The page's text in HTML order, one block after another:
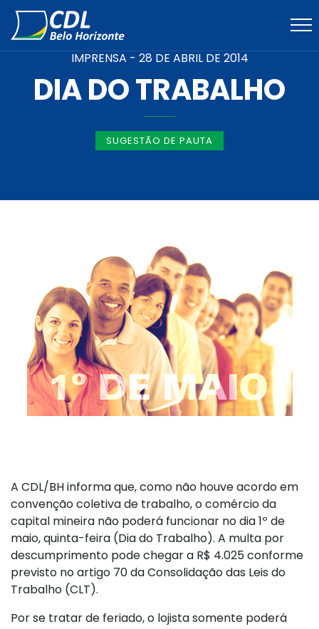
IMPRENSA - 28 DE ABRIL DE 2014
DIA DO TRABALHO
SUGESTÃO DE PAUTA
A CDL/BH informa que, como não houve acordo em
convenção coletiva de trabalho, o comércio da
capital mineira não poderá funcionar no dia 1º de
maio, quinta-feira (Dia do Trabalho). A multa por
descumprimento pode chegar a R$ 4.025 conforme
previsto no artigo 70 da Consolidação das Leis do
Trabalho (CLT).
Por se tratar de feriado, o lojista somente poderá